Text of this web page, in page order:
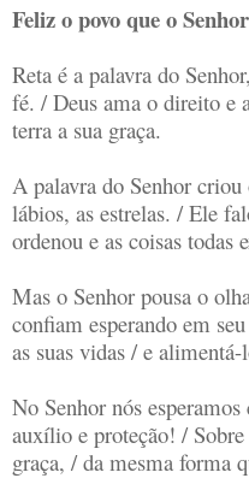
Feliz o povo que o
Reta é a palavra do
fé. / Deus ama o direito e
terra a sua graça.
A palavra do Senhor criou
lábios, as estrelas. / Ele
ordenou e as coisas todas
Mas o Senhor pousa o
confiam esperando em
as suas vidas / e
No Senhor nós
auxílio e proteção! / Sobre
graça, / da mesma forma